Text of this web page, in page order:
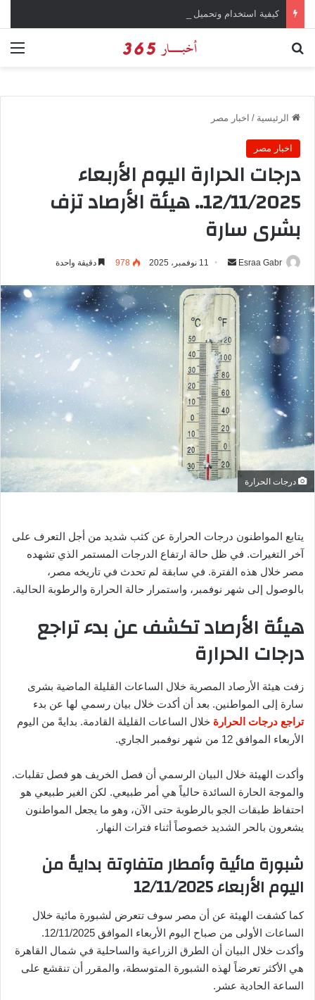
كيفية استخدام وتحميل تطبيق X تويتر سابقاً
الرئيسية / اخبار مصر
اخبار مصر
درجات الحرارة اليوم الأربعاء
12/11/2025.. هيئة الأرصاد تزف
بشرى سارة
Esraa Gabr
س
ر
ي
د
ا
إ
ل
ك
ت
ر
11 نوفمبر، 2025 978 دقيقة واحدة
درجات الحرارة
يتابع المواطنون درجات الحرارة عن كثب شديد من أجل التعرف على
آخر التغيرات. في ظل حالة ارتفاع الدرجات المستمر الذي تشهده
مصر خلال هذه الفترة. في سابقة لم تحدث في تاريخه مصر،
بالوصول إلى شهر نوفمبر، واستمرار حالة الحرارة والرطوبة الحالية.
هيئة الأرصاد تكشف عن بدء تراجع
درجات الحرارة
زفت هيئة الأرصاد المصرية خلال الساعات القليلة الماضية بشرى
سارة إلى المواطنين. بعد أن أكدت خلال بيان رسمي لها عن بدء
تراجع درجات الحرارة خلال الساعات القليلة القادمة. بدايةً من اليوم
الأربعاء الموافق 12 من شهر نوفمبر الجاري.
وأكدت الهيئة خلال البيان الرسمي أن فصل الخريف هو فصل تقلبات.
والموجة الحارة السائدة حالياً هي أمر طبيعي. لكن الغير طبيعي هو
احتفاظ طبقات الجو بالرطوبة حتى الآن، وهو ما يجعل المواطنون
يشعرون بالحر الشديد خصوصاً أثناء فترات النهار.
شبورة مائية وأمطار متفاوتة بدايةً من
اليوم الأربعاء 12/11/2025
كما كشفت الهيئة عن أن مصر سوف تتعرض لشبورة مائية خلال
الساعات الأولى من صباح اليوم الأربعاء الموافق 12/11/2025.
وأكدت خلال البيان أن الطرق الزراعية والساحلية في شمال القاهرة
هي الأكثر تعرضاً لهذه الشبورة المتوسطة، والمقرر أن تنقشع على
الساعة الحادية عشر.